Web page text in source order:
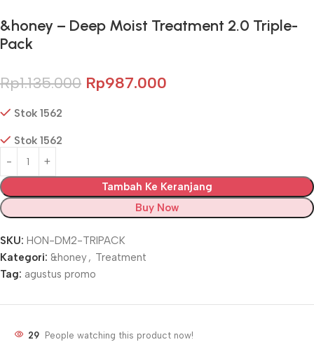
&honey – Deep Moist Treatment 2.0 Triple-
Pack
Rp1.135.000 Rp987.000
Stok 1562
Stok 1562
Tambah Ke Keranjang
Buy Now
SKU: HON-DM2-TRIPACK
Kategori: &honey, Treatment
Tag: agustus promo
29 People watching this product now!